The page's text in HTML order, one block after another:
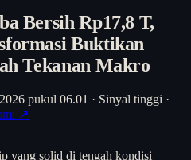
Bersih Rp17,8 T,
Buktikan
Tekanan Makro
pukul 06.01 · Sinyal tinggi ·
↗
yang solid di tengah kondisi